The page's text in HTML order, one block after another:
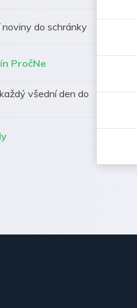
do schránky
PročNe
všední den do